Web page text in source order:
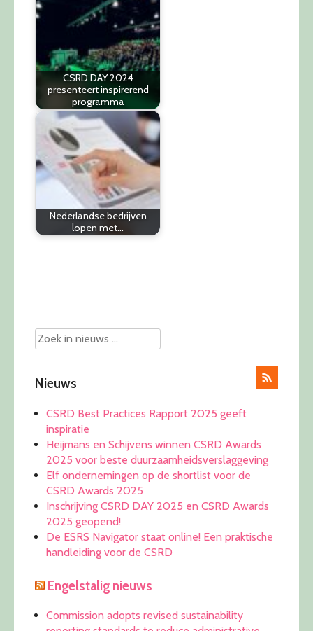
CSRD DAY 2024
presenteert inspirerend
programma
Nederlandse bedrijven
lopen met…
Nieuws
CSRD Best Practices Rapport 2025 geeft
inspiratie
Heijmans en Schijvens winnen CSRD Awards
2025 voor beste duurzaamheidsverslaggeving
Elf ondernemingen op de shortlist voor de
CSRD Awards 2025
Inschrijving CSRD DAY 2025 en CSRD Awards
2025 geopend!
De ESRS Navigator staat online! Een praktische
handleiding voor de CSRD
Engelstalig nieuws
Commission adopts revised sustainability